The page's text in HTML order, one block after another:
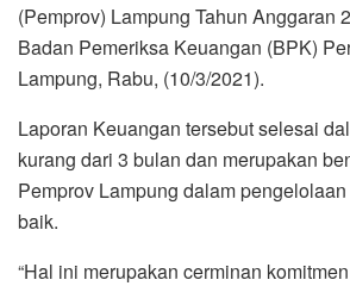
(Pemprov) Lampung Tahun Anggaran
Badan Pemeriksa Keuangan (BPK)
Lampung, Rabu, (10/3/2021).
Laporan Keuangan tersebut selesai
kurang dari 3 bulan dan merupakan
Pemprov Lampung dalam
baik.
“Hal ini merupakan cerminan